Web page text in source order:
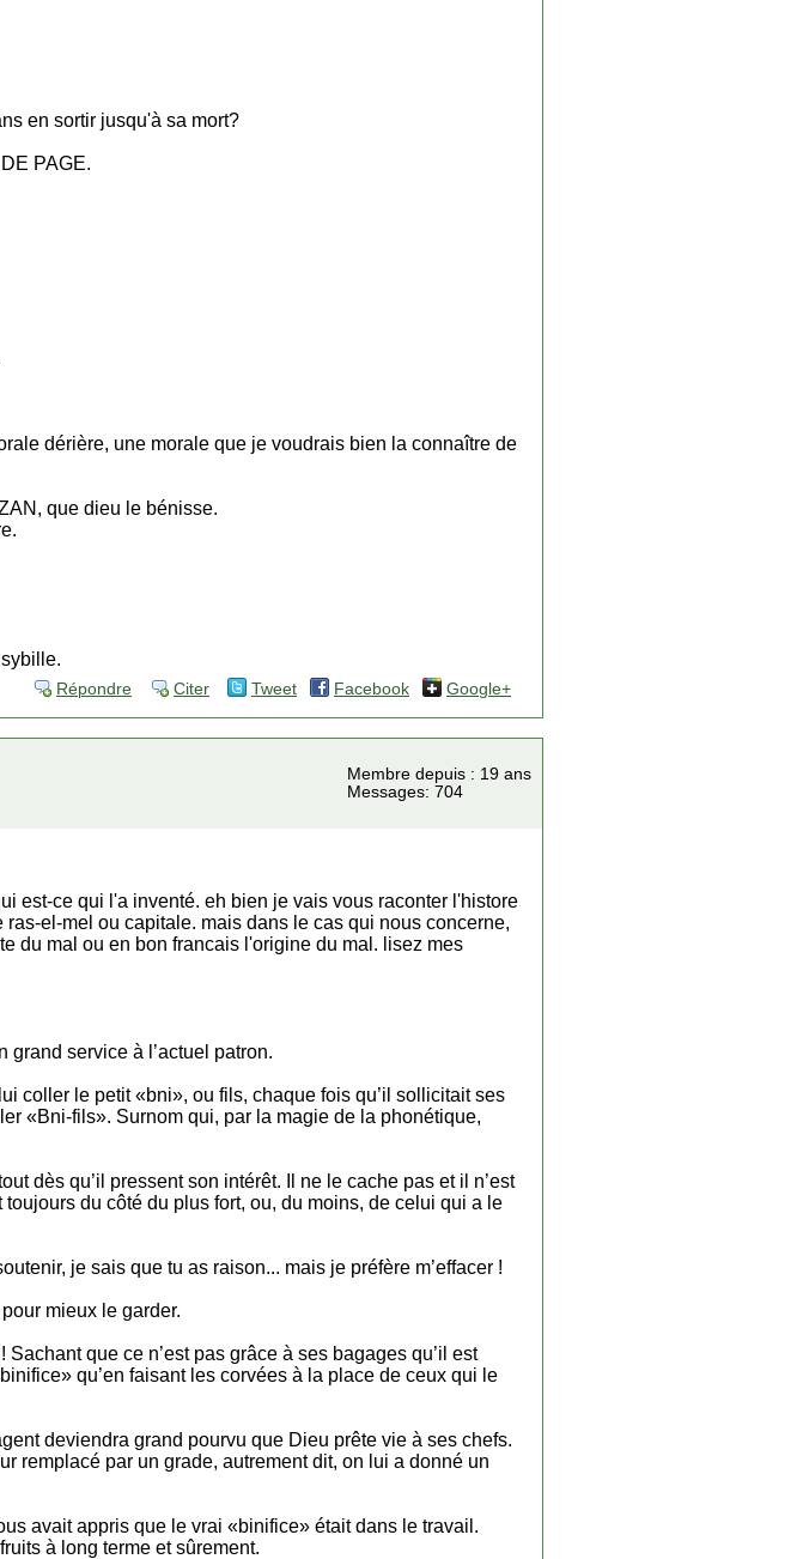
en sortir jusqu'à sa mort?
PAGE.
dérière, une morale que je voudrais bien la connaître de
que dieu le bénisse.
Répondre Citer Tweet Facebook Google+
Membre depuis : 19 ans
Messages: 704
est-ce qui l'a inventé. eh bien je vais vous raconter l'histore
el-mel ou capitale. mais dans le cas qui nous concerne,
du mal ou en bon francais l'origine du mal. lisez mes
grand service à l’actuel patron.
coller le petit «bni», ou fils, chaque fois qu’il sollicitait ses
«Bni-fils». Surnom qui, par la magie de la phonétique,
dès qu’il pressent son intérêt. Il ne le cache pas et il n’est
du côté du plus fort, ou, du moins, de celui qui a le
je sais que tu as raison... mais je préfère m’effacer !
mieux le garder.
que ce n’est pas grâce à ses bagages qu’il est
qu’en faisant les corvées à la place de ceux qui le
deviendra grand pourvu que Dieu prête vie à ses chefs.
remplacé par un grade, autrement dit, on lui a donné un
avait appris que le vrai «binifice» était dans le travail.
à long terme et sûrement.